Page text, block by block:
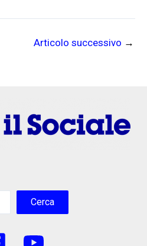
Articolo successivo →
Cerca